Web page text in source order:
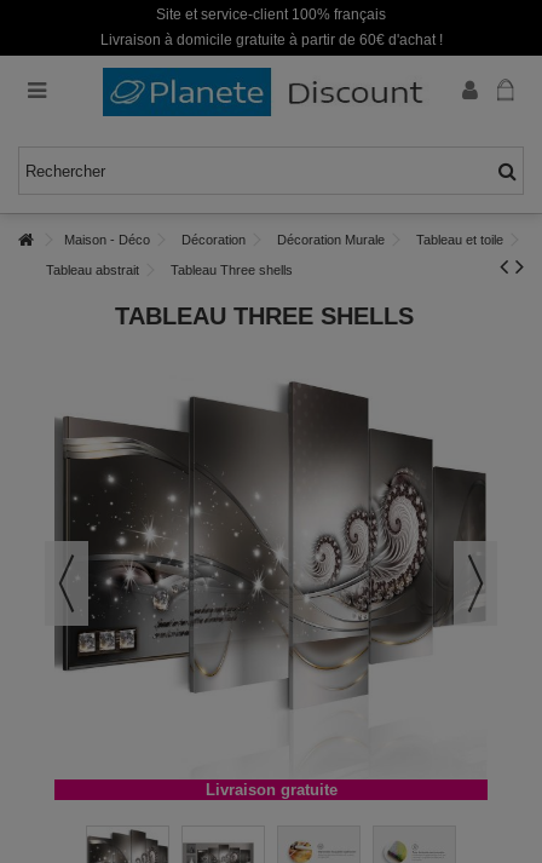
Site et service-client 100% français
Livraison à domicile gratuite à partir de 60€ d'achat !
Maison - Déco Décoration Décoration Murale Tableau et toile
Tableau abstrait Tableau Three shells
TABLEAU THREE SHELLS
Livraison gratuite